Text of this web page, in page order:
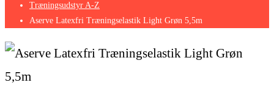
Træningsudstyr A-Z
Aserve Latexfri Træningselastik Light Grøn 5,5m